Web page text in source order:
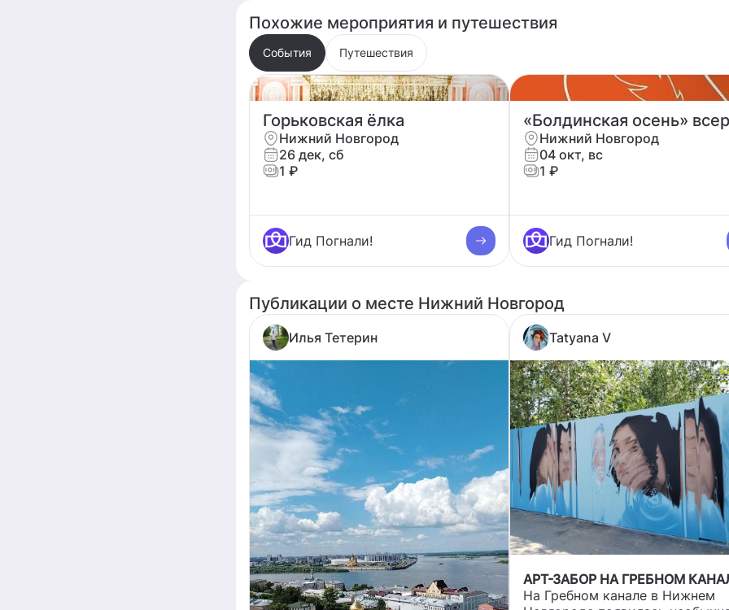
Похожие мероприятия и путешествия
События Путешествия
Горьковская ёлка
Нижний Новгород
26 дек, сб
1 ₽
Гид Погнали!
Нижний Новгород
04 окт, вс
1 ₽
Гид Погнали!
Публикации о месте Нижний Новгород
Илья Тетерин Tatyana V
АРТ-ЗАБОР НА ГРЕБНОМ
На Гребном канале в Нижнем